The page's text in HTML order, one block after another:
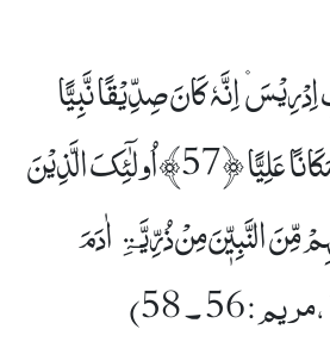
اِنَّہٗ کَانَ صِدِّیۡقًا نَّبِیًّا
﴿٭ۙ56﴾وَّرَفَعْنٰہُ مَکَانًا عَلِیًّا ﴿57﴾اُولٰۤئِکَ الَّذِیۡنَ
مِّنَ النَّبِیّٖنَ مِنۡ ذُرِّیَّۃِ اٰدَمَ